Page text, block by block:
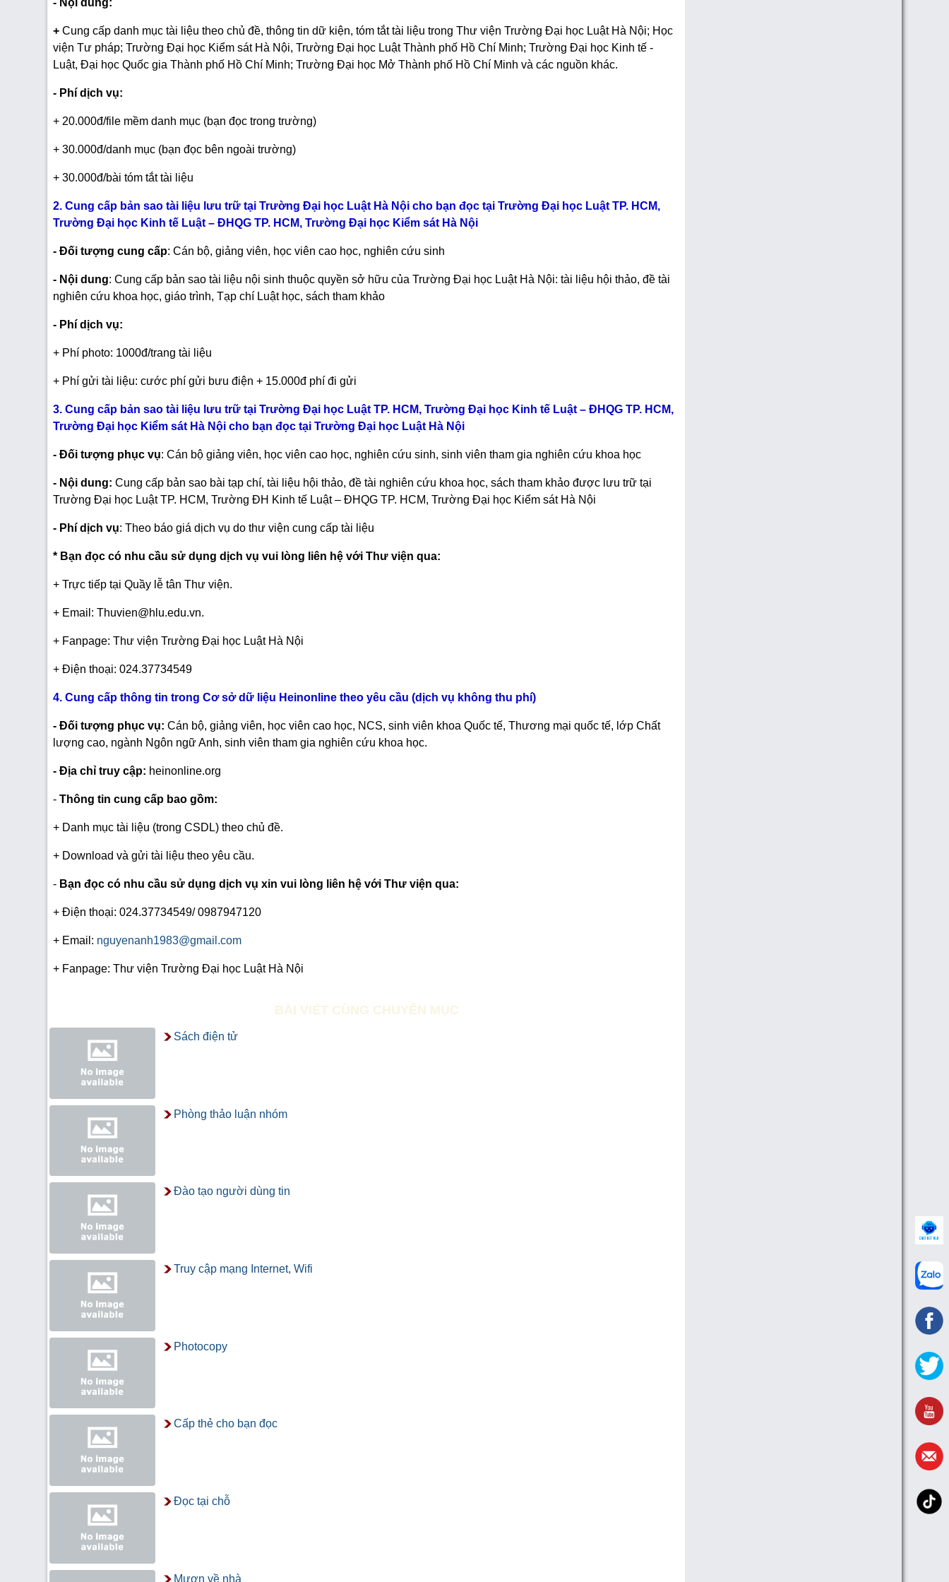
- Nội dung:
+Cung cấp danh mục tài liệu theo chủ đề, thông tin dữ kiện, tóm tắt tài liệu trong Thư viện Trường Đại học Luật Hà Nội; Học
viện Tư pháp; Trường Đại học Kiểm sát Hà Nội, Trường Đại học Luật Thành phố Hồ Chí Minh; Trường Đại học Kinh tế -
Luật, Đại học Quốc gia Thành phố Hồ Chí Minh; Trường Đại học Mở Thành phố Hồ Chí Minh và các nguồn khác.
- Phí dịch vụ:
+ 20.000đ/file mềm danh mục (bạn đọc trong trường)
+ 30.000đ/danh mục (bạn đọc bên ngoài trường)
+ 30.000đ/bài tóm tắt tài liệu
2. Cung cấp bản sao tài liệu lưu trữ tại Trường Đại học Luật Hà Nội cho bạn đọc tại Trường Đại học Luật TP. HCM,
Trường Đại học Kinh tế Luật – ĐHQG TP. HCM, Trường Đại học Kiểm sát Hà Nội
- Đối tượng cung cấp: Cán bộ, giảng viên, học viên cao học, nghiên cứu sinh
- Nội dung: Cung cấp bản sao tài liệu nội sinh thuộc quyền sở hữu của Trường Đại học Luật Hà Nội: tài liệu hội thảo, đề tài
nghiên cứu khoa học, giáo trình, Tạp chí Luật học, sách tham khảo
- Phí dịch vụ:
+ Phí photo: 1000đ/trang tài liệu
+ Phí gửi tài liệu: cước phí gửi bưu điện + 15.000đ phí đi gửi
3. Cung cấp bản sao tài liệu lưu trữ tại Trường Đại học Luật TP. HCM, Trường Đại học Kinh tế Luật – ĐHQG TP. HCM,
Trường Đại học Kiểm sát Hà Nội cho bạn đọc tại Trường Đại học Luật Hà Nội
- Đối tượng phục vụ: Cán bộ giảng viên, học viên cao học, nghiên cứu sinh, sinh viên tham gia nghiên cứu khoa học
- Nội dung:Cung cấp bản sao bài tạp chí, tài liệu hội thảo, đề tài nghiên cứu khoa học, sách tham khảo được lưu trữ tại
Trường Đại học Luật TP. HCM, Trường ĐH Kinh tế Luật – ĐHQG TP. HCM, Trường Đại học Kiểm sát Hà Nội
- Phí dịch vụ: Theo báo giá dịch vụ do thư viện cung cấp tài liệu
* Bạn đọc có nhu cầu sử dụng dịch vụ vui lòng liên hệ với Thư viện qua:
+ Trực tiếp tại Quầy lễ tân Thư viện.
+ Email: Thuvien@hlu.edu.vn.
+ Fanpage: Thư viện Trường Đại học Luật Hà Nội
+ Điện thoại: 024.37734549
4. Cung cấp thông tin trong Cơ sở dữ liệu Heinonline theo yêu cầu (dịch vụ không thu phí)
- Đối tượng phục vụ:Cán bộ, giảng viên, học viên cao học, NCS, sinh viên khoa Quốc tế, Thương mại quốc tế, lớp Chất
lượng cao, ngành Ngôn ngữ Anh, sinh viên tham gia nghiên cứu khoa học.
- Địa chỉ truy cập: heinonline.org
-Thông tin cung cấp bao gồm:
+ Danh mục tài liệu (trong CSDL) theo chủ đề.
+ Download và gửi tài liệu theo yêu cầu.
- Bạn đọc có nhu cầu sử dụng dịch vụ xin vui lòng liên hệ với Thư viện qua:
+ Điện thoại: 024.37734549/ 0987947120
+ Email: nguyenanh1983@gmail.com
+ Fanpage: Thư viện Trường Đại học Luật Hà Nội
BÀI VIẾT CÙNG CHUYÊN MỤC
Sách điện tử
Phòng thảo luận nhóm
Đào tạo người dùng tin
Truy cập mạng Internet, Wifi
Photocopy
Cấp thẻ cho bạn đọc
Đọc tại chỗ
Mượn về nhà